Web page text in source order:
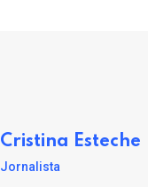
Cristina Esteche
Jornalista